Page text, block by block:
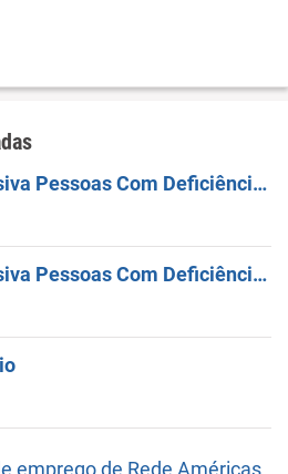
Recepcionista -Exclusiva Pessoas Com Deficiência - CRUZEIRO, SP
Recepcionista -Exclusiva Pessoas Com Deficiência - AV ANGELICA
emprego de Rede Américas